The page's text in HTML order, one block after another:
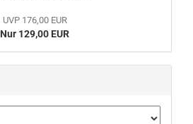
UVP 176,00 EUR
Nur 129,00 EUR